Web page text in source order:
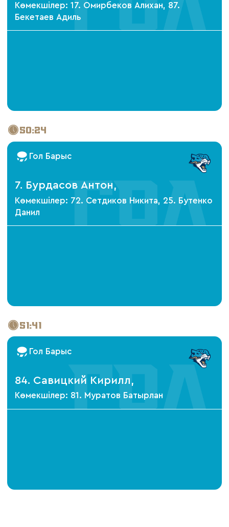
Көмекшілер: 17. Омирбеков Алихан, 87.
Бекетаев Адиль
50:24
Гол Барыс
7. Бурдасов Антон,
Көмекшілер: 72. Сетдиков Никита, 25. Бутенко
Данил
51:41
Гол Барыс
84. Савицкий Кирилл,
Көмекшілер: 81. Муратов Батырлан